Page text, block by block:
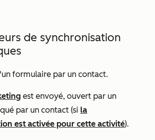
de synchronisation
formulaire par un contact.
est envoyé, ouvert par un
par un contact (si la
est activée pour cette activité).